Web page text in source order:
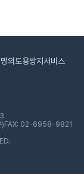
명의도용방지서비스
) FAX: 02-6958-9821